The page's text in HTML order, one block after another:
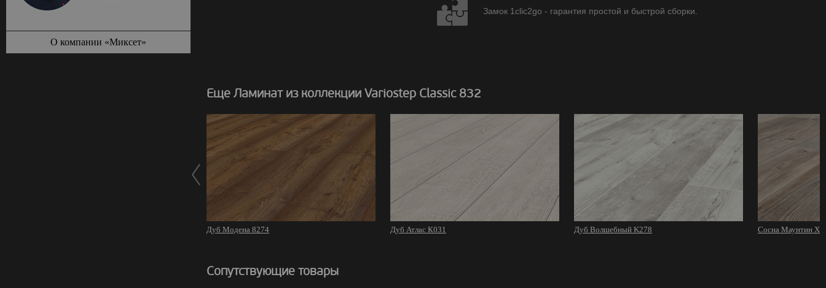
Замок 1clic2go - гарантия простой и быстрой сборки.
Еще Ламинат из коллекции Variostep Classic 832
Дуб Модена 8274 Дуб Атлас К031 Дуб Волшебный K278 Сосна Маунтин
Сопутствующие товары
О компании «Миксет»